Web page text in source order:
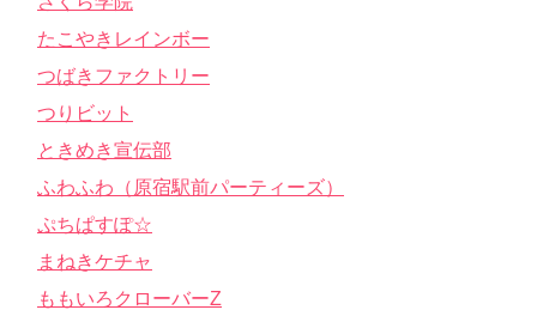
たこやきレインボー
つばきファクトリー
つりビット
ときめき宣伝部
ふわふわ（原宿駅前パーティーズ）
ぷちぱすぽ☆
まねきケチャ
ももいろクローバーZ